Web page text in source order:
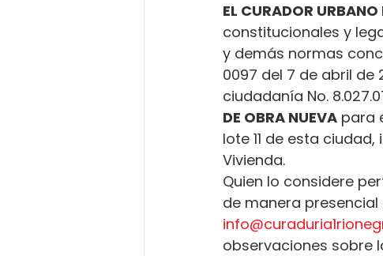
EL CURADOR
constitucionales y
y demás normas
0097 del 7 de abril de
ciudadanía No.
DE OBRA NUEVA para
lote 11 de esta
Vivienda.
Quien lo considere
de manera
observaciones sobre